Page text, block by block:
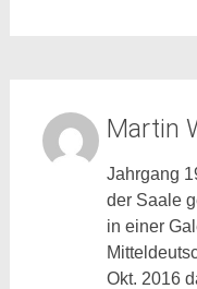
Martin
Jahrgang
der Saale
in einer
Okt. 2016